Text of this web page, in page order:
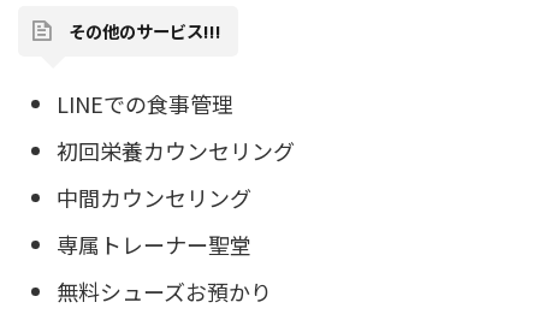
その他のサービス!!!
LINEでの食事管理
初回栄養カウンセリング
中間カウンセリング
専属トレーナー聖堂
無料シューズお預かり